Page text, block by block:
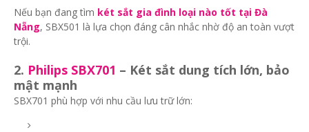
Nếu bạn đang tìm két sắt gia đình loại nào tốt tại Đà
Nẵng, SBX501 là lựa chọn đáng cân nhắc nhờ độ an toàn vượt
trội.
2. Philips SBX701 – Két sắt dung tích lớn, bảo
mật mạnh
SBX701 phù hợp với nhu cầu lưu trữ lớn: